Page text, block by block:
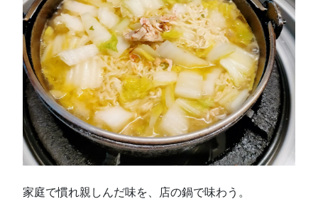
家庭で慣れ親しんだ味を、店の鍋で味わう。